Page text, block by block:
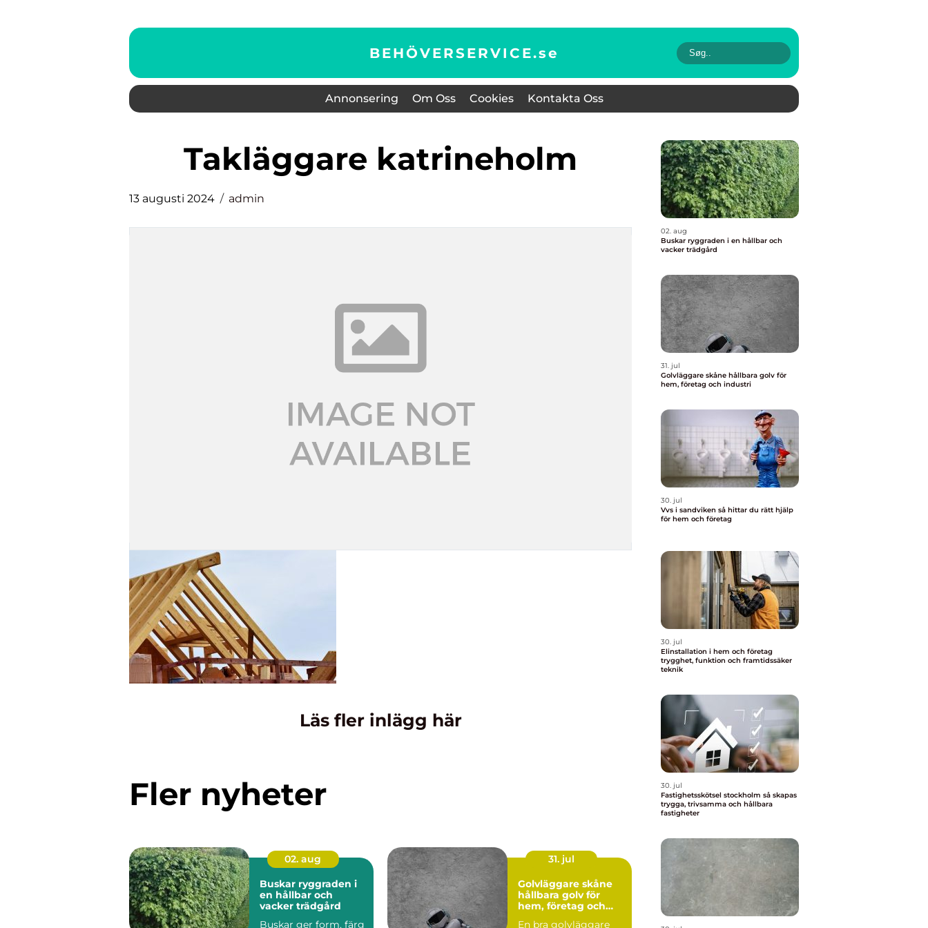
BEHÖVERSERVICE.se
Annonsering Om Oss Cookies Kontakta Oss
takläggare katrineholm
13 augusti 2024 admin
Läs fler inlägg här
Fler nyheter
02. aug
Buskar ryggraden i
en hållbar och
vacker trädgård
Buskar ger form, färg
31. jul
Golvläggare skåne
hållbara golv för
hem, företag och
En bra golvläggare
02. aug
Buskar ryggraden i en hållbar och
vacker trädgård
31. jul
Golvläggare skåne hållbara golv för
hem, företag och industri
30. jul
Vvs i sandviken så hittar du rätt hjälp
för hem och företag
30. jul
Elinstallation i hem och företag
trygghet, funktion och framtidssäker
teknik
30. jul
Fastighetsskötsel stockholm så skapas
trygga, trivsamma och hållbara
fastigheter